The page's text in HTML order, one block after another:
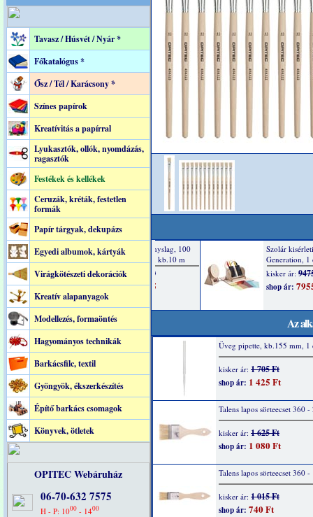
Tavasz / Húsvét / Nyár *
Főkatalógus *
Ősz / Tél / Karácsony *
Színes papírok
Kreatívitás a papírral
Lyukasztók, ollók, nyomdázás,
ragasztók
Festékek és kellékek
Ceruzák, kréták, festetlen
formák
Papír tárgyak, dekupázs
Egyedi albumok, kártyák
Virágkötészeti dekorációk
Kreatív alapanyagok
Modellezés, formaöntés
Hagyományos technikák
Barkácsfilc, textil
Gyöngyök, ékszerkészítés
Építő barkács csomagok
Könyvek, ötletek
OPITEC Webáruház
06-70-632 7575
H - P: 1000- 1400
Az
Üveg pipette, kb.155 mm, 1
kisker ár: 1 705 Ft
shop ár: 1 425 Ft
Talens lapos sörteecset 360
kisker ár: 1 625 Ft
shop ár: 1 080 Ft
Talens lapos sörteecset 360
kisker ár: 1 015 Ft
shop ár: 740 Ft